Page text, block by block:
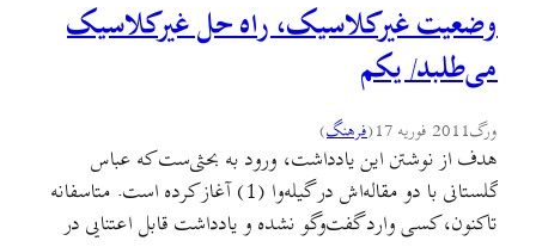
وضعیت غیرکلاسیک، راه حل غیرکلاسیک
می‌طلبد/ یکم
ورگ2011 فوریه 17 (فرهنگ)
هدف از نوشتن این یادداشت، ورود به بحثی‌ست که عباس
گلستانی با دو مقاله‌اش در گیله‌وا (1) آغاز کرده است. متاسفانه
تاکنون، کسی وارد گفت‌وگو نشده و یادداشت قابل اعتنایی در